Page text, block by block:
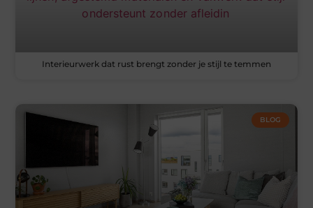
Interieurwerk dat rust brengt zonder je stijl te temmen
BLOG